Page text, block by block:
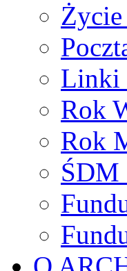
Linki
Rok
Rok
ŚDM